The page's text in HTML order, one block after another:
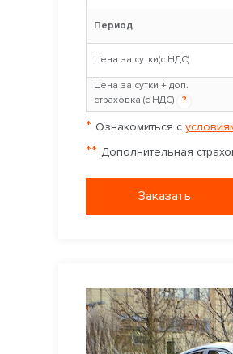
Период
Цена за сутки(с НДС)
Цена за сутки + доп.
страховка (с НДС)
?
* Ознакомиться с
** Дополнительная
Заказать